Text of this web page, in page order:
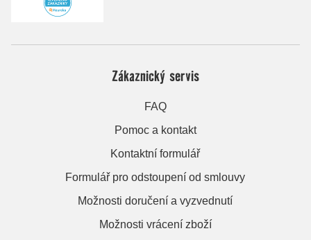
Zákaznický servis
FAQ
Pomoc a kontakt
Kontaktní formulář
Formulář pro odstoupení od smlouvy
Možnosti doručení a vyzvednutí
Možnosti vrácení zboží